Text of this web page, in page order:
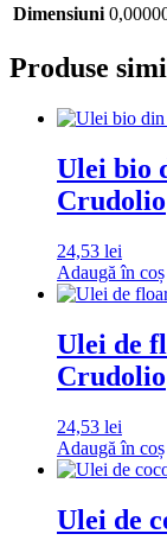
Dimensiuni
Produse
Ulei bio
Crudolio
24,53 lei
Adaugă în coș
Ulei de
Crudolio
24,53 lei
Adaugă în coș
Ulei de